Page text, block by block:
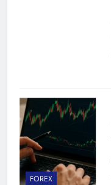
FOREX